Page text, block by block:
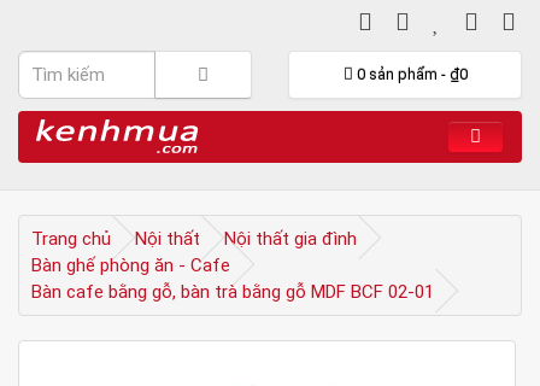
0 sản phẩm - ₫0
Trang chủ Nội thất
Nội thất gia đình
Bàn ghế phòng ăn - Cafe
Bàn cafe bằng gỗ, bàn trà bằng gỗ MDF BCF 02-01